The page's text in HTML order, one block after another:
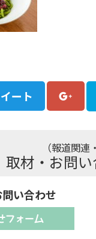
ート
（報道関連
取材・お問
い合わせ
フォーム